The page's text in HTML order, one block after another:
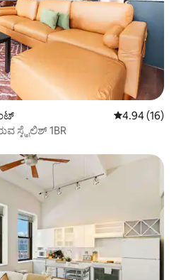
5 ರಲ್ಲಿ 4.94
4.94 (16)
ಸ್ಟೈಲಿಶ್ 1BR